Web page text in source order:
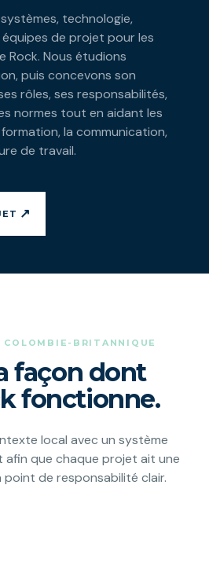
technologie,
de projet pour les
Rock. Nous étudions
puis concevons son
rôles, ses responsabilités,
normes tout en aidant les
la communication,
de travail.
↗
COLOMBIE-BRITANNIQUE
façon dont
fonctionne.
local avec un système
que chaque projet ait une
de responsabilité clair.